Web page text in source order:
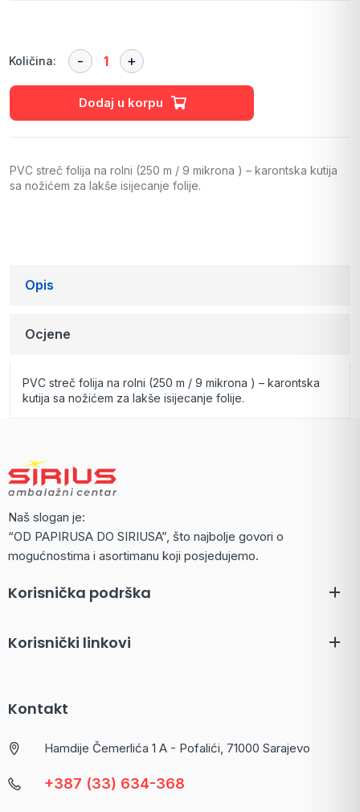
Količina:
Dodaj u korpu
PVC streč folija na rolni (250 m / 9 mikrona ) – karontska kutija
sa nožićem za lakše isijecanje folije.
Opis
Ocjene
PVC streč folija na rolni (250 m / 9 mikrona ) – karontska
kutija sa nožićem za lakše isijecanje folije.
Naš slogan je:
“OD PAPIRUSA DO SIRIUSA”, što najbolje govori o
mogućnostima i asortimanu koji posjedujemo.
Korisnička podrška
Korisnički linkovi
Kontakt
Hamdije Čemerlića 1 A - Pofalići, 71000 Sarajevo
+387 (33) 634-368